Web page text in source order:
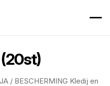
/ BESCHERMING Kledij en